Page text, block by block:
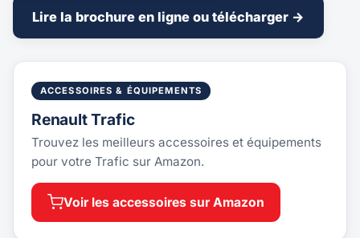
Lire la brochure en ligne ou télécharger →
ACCESSOIRES & ÉQUIPEMENTS
Renault Trafic
Trouvez les meilleurs accessoires et équipements
pour votre Trafic sur Amazon.
Voir les accessoires sur Amazon